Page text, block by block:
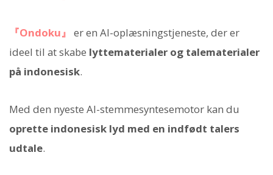
『Ondoku』 er en AI-oplæsningstjeneste, der er
ideel til at skabe lyttematerialer og talematerialer
på indonesisk.
Med den nyeste AI-stemmesyntesemotor kan du
oprette indonesisk lyd med en indfødt talers
udtale.